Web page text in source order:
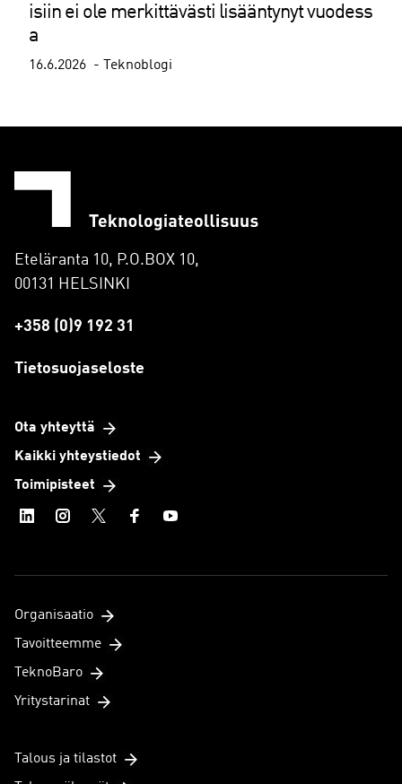
isiin ei ole merkittävästi lisääntynyt vuodess
a
16.6.2026 Teknoblogi
Eteläranta 10, P.O.BOX 10,
00131 HELSINKI
+358 (0)9 192 31
Tietosuojaseloste
Ota yhteyttä
Kaikki yhteystiedot
Toimipisteet
Organisaatio
Tavoitteemme
TeknoBaro
Yritystarinat
Talous ja tilastot